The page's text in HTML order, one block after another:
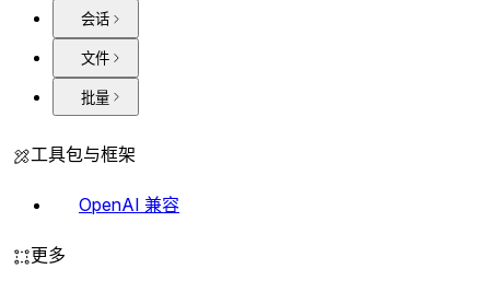
会话
文件
批量
工具包与框架
OpenAI 兼容
更多